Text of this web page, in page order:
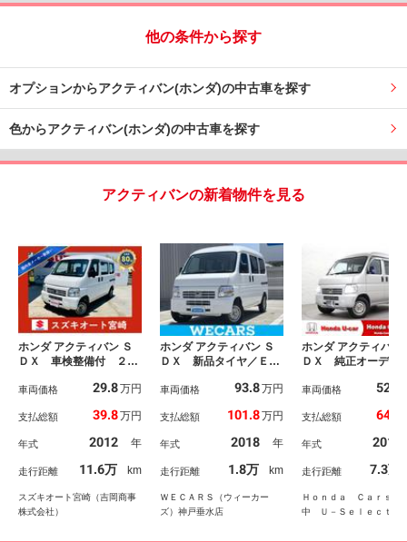
他の条件から探す
オプションからアクティバン(ホンダ)の中古車を探す
色からアクティバン(ホンダ)の中古車を探す
アクティバンの新着物件を見る
ホンダ アクティバン Ｓ
ＤＸ 車検整備付 ２Ｗ
ン パワステ エアバッ
止システム ダブルエア
ィ キーレスリモコン
車両価格 29.8万円
支払総額 39.8万円
年式 2012 年
走行距離 11.6万 km
スズキオート宮崎（吉岡商事
株式会社）
ホンダ アクティバン Ｓ
ＤＸ 新品タイヤ／ＥＴ
装置／エアバッグ 運転
／キーレス／パワーステ
アコン／取扱説明書／ユ
ーザー買取車／最大積載
量３５０ｋｇ
車両価格 93.8万円
支払総額 101.8万円
年式 2018 年
走行距離 1.8万 km
ＷＥＣＡＲＳ（ウィーカー
ズ）神戸垂水店
ホンダ アクティバン
ＤＸ 純正オーデ
純正スチールホイ
転席助手席エアバ
ドア キ－レス エ
ン付 エアバッグ
ーステアリング 両
ライド
車両価格 52.8
支払総額 64.8
年式 2014
走行距離 7.3万
Ｈｏｎｄａ Ｃａｒｓ
中 Ｕ－Ｓｅｌｅｃｔ